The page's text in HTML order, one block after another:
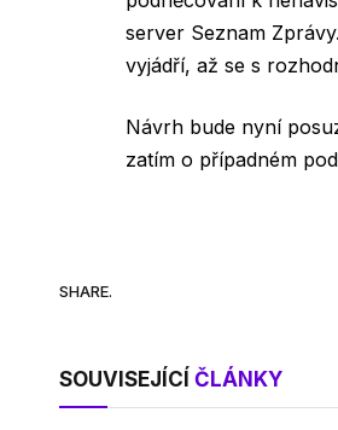
server Seznam
vyjádří, až se s
Návrh bude nyní
zatím o případném
SHARE.
SOUVISEJÍCÍČLÁNKY